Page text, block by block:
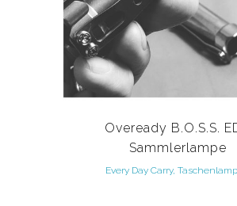
Oveready B.O.S.S.
Sammlerlampe
Every Day Carry,